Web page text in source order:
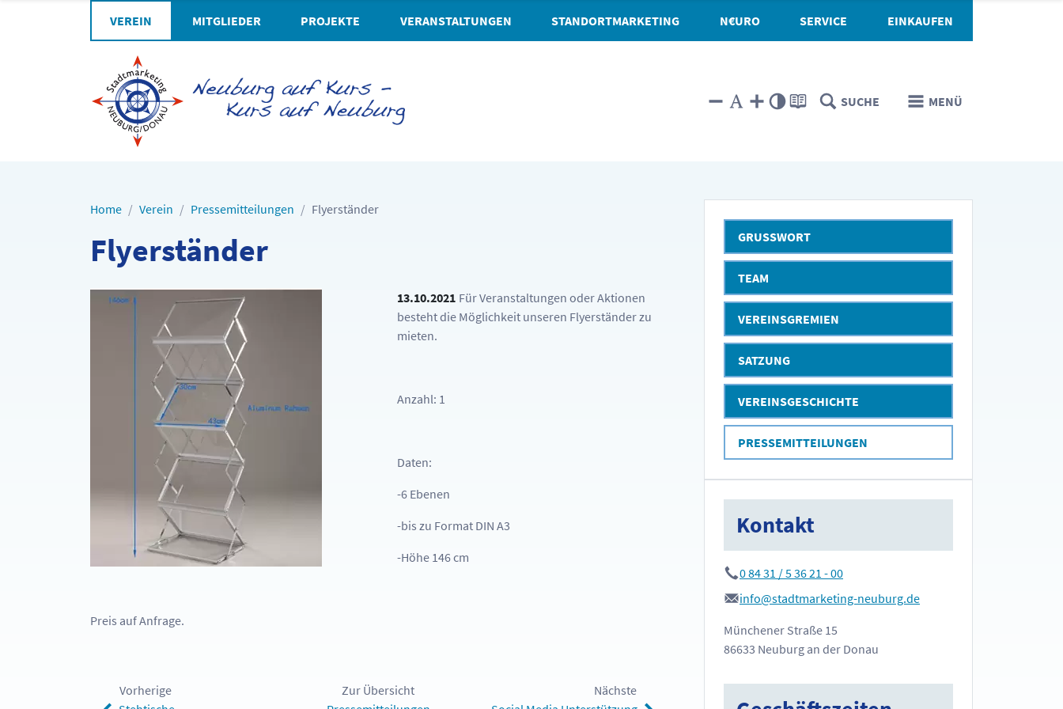
VEREIN MITGLIEDER PROJEKTE VERANSTALTUNGEN STANDORTMARKETING N€URO SERVICE EINKAUFEN
SUCHE MENÜ
Home Verein Pressemitteilungen Flyerständer
Flyerständer
13.10.2021 Für Veranstaltungen oder Aktionen
besteht die Möglichkeit unseren Flyerständer zu
mieten.
Anzahl: 1
Daten:
-6 Ebenen
-bis zu Format DIN A3
-Höhe 146 cm
Preis auf Anfrage.
Vorherige
Zur Übersicht
Nächste
GRUSSWORT
TEAM
VEREINSGREMIEN
SATZUNG
VEREINSGESCHICHTE
PRESSEMITTEILUNGEN
Kontakt
0 84 31 / 5 36 21 - 00
info@stadtmarketing-neuburg.de
Münchener Straße 15
86633 Neuburg an der Donau